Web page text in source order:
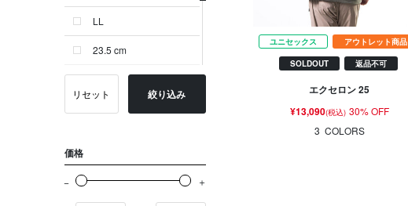
LL
23.5 cm
24.0 cm
リセット 絞り込み
価格
ユニセックス アウトレット商品
SOLDOUT 返品不可
エクセロン 25
¥13,090(税込) 30% OFF
3 COLORS